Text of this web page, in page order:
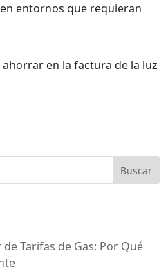
entornos que requieran
Buscar
Tarifas de Gas: Por Qué